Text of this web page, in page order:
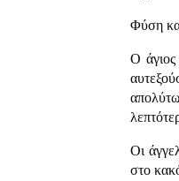
Φύση
Ο άγιος
Οι
στο